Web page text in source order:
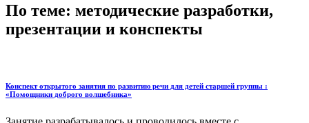
По теме: методические разработки,
презентации и конспекты
Конспект открытого занятия по развитию речи для детей старшей группы :
«Помощники доброго волшебника»